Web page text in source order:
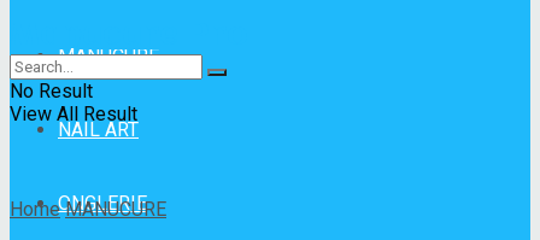
MANUCURE
NAIL ART
ONGLERIE
No Result
View All Result
Home MANUCURE